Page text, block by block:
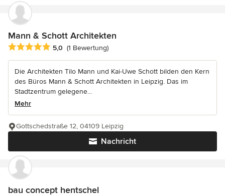
Mann & Schott Architekten
Durchschnittliche Bewertung: 5 von 5 Sternen
5,0 (1 Bewertung)
Die Architekten Tilo Mann und Kai-Uwe Schott bilden den Kern
des Büros Mann & Schott Architekten in Leipzig. Das im
Stadtzentrum gelegene...
Mehr
Nachricht
Gottschedstraße 12, 04109 Leipzig
bau concept hentschel